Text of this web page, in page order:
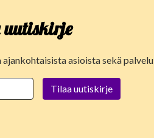
asioista sekä